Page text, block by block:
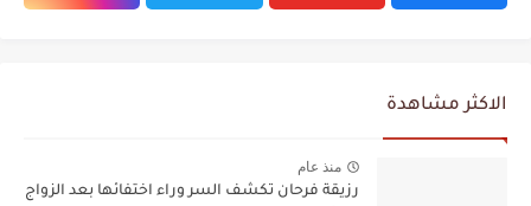
الاكثر مشاهدة
منذ عام
رزيقة فرحان تكشف السر وراء اختفائها بعد الزواج